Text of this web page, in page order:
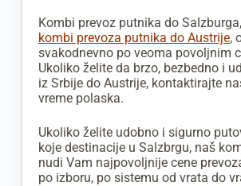
Kombi prevoz putnika do
kombi prevoza putnika do Austrije,
svakodnevno po veoma povoljnim
Ukoliko želite da brzo, bezbedno i
iz Srbije do Austrije, kontaktirajte
vreme polaska.
Ukoliko želite udobno i sigurno
koje destinacije u Salzbrgu, naš
nudi Vam najpovoljnije cene
po izboru, po sistemu od vrata do